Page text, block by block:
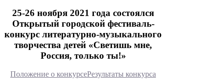
25-26 ноября 2021 года состоялся
Открытый городской фестиваль-
конкурс литературно-музыкального
творчества детей «Светишь мне,
Россия, только ты!»
Положение о конкурсеРезультаты конкурса